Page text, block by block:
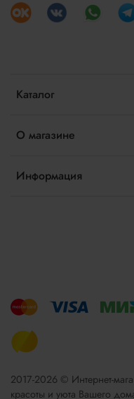
Каталог
О магазине
Информация
2017-2026 © Интернет-
красоты и уюта Вашего